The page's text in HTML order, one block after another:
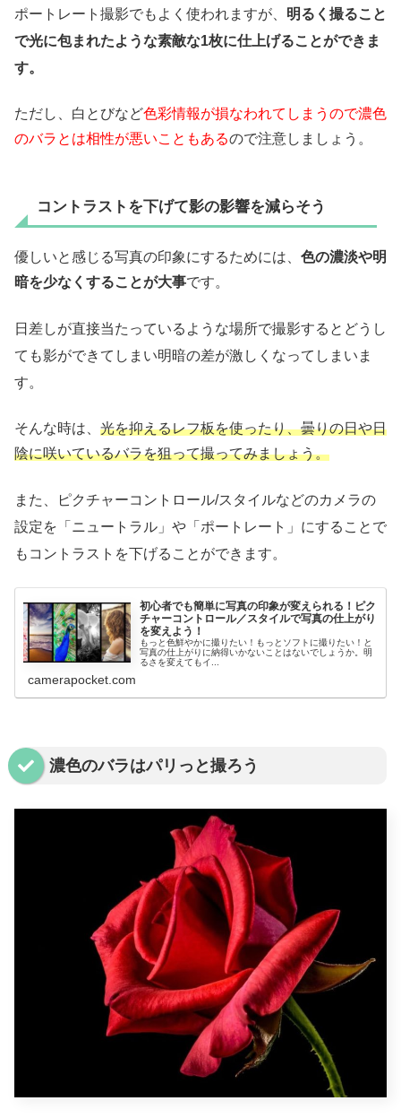
ポートレート撮影でもよく使われますが、 明るく撮ること
で光に包まれたような素敵な1枚に仕上げることができま
す。
ただし、白とびなど色彩情報が損なわれてしまうので濃色
のバラとは相性が悪いこともあるので注意しましょう。
コントラストを下げて影の影響を減らそう
優しいと感じる写真の印象にするためには、 色の濃淡や明
暗を少なくすることが大事です。
日差しが直接当たっているような場所で撮影するとどうし
ても影ができてしまい明暗の差が激しくなってしまいま
す。
そんな時は、 光を抑えるレフ板を使ったり、曇りの日や日
陰に咲いているバラを狙って撮ってみましょう。
また、ピクチャーコントロール/スタイルなどのカメラの
設定を「ニュートラル」や「ポートレート」にすることで
もコントラストを下げることができます。
初心者でも簡単に写真の印象が変えられる！ピク
チャーコントロール／スタイルで写真の仕上がり
を変えよう！
もっと色鮮やかに撮りたい！もっとソフトに撮りたい！と
写真の仕上がりに納得いかないことはないでしょうか。明
るさを変えてもイ...
camerapocket.com
濃色のバラはパリっと撮ろう